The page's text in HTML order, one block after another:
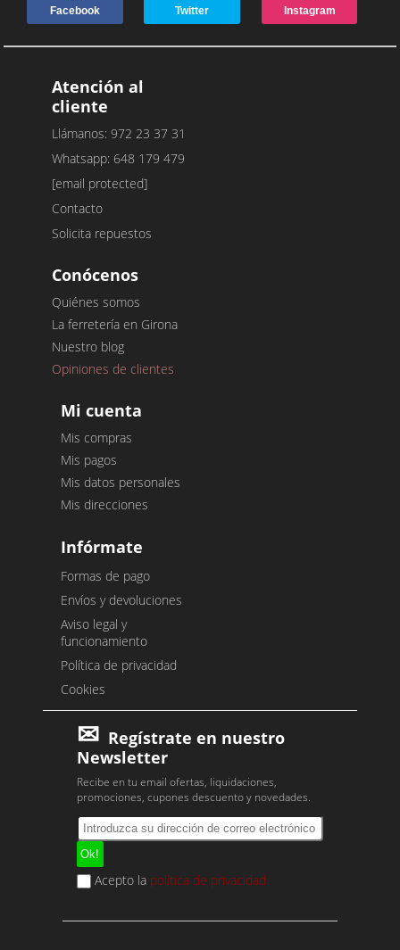
Facebook Twitter Instagram
Atención al
cliente
Llámanos: 972 23 37 31
Whatsapp: 648 179 479
[email protected]
Contacto
Solicita repuestos
Conócenos
Quiénes somos
La ferretería en Girona
Nuestro blog
Opiniones de clientes
Mi cuenta
Mis compras
Mis pagos
Mis datos personales
Mis direcciones
Infórmate
Formas de pago
Envíos y devoluciones
Aviso legal y
funcionamiento
Política de privacidad
Cookies
Regístrate en nuestro
Newsletter
Recibe en tu email ofertas, liquidaciones,
promociones, cupones descuento y novedades.
Acepto la política de privacidad